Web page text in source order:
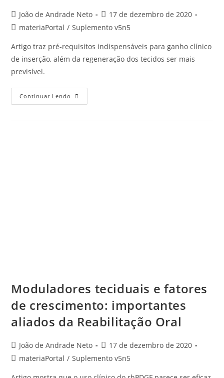
João de Andrade Neto
17 de dezembro de 2020
materiaPortal / Suplemento v5n5
Artigo traz pré-requisitos indispensáveis para ganho clínico
de inserção, além da regeneração dos tecidos ser mais
previsível.
Continuar Lendo
Moduladores teciduais e fatores
de crescimento: importantes
aliados da Reabilitação Oral
João de Andrade Neto
17 de dezembro de 2020
materiaPortal / Suplemento v5n5